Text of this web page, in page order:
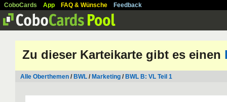
CoboCards App FAQ & Wünsche Feedback
Zu dieser Karteikarte gibt es einen
Alle Oberthemen / BWL / Marketing / BWL B: VL Teil 1